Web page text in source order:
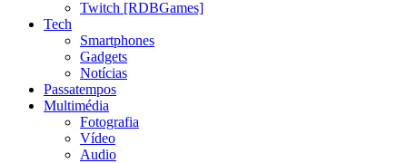
Twitch [RDBGames]
Tech
Smartphones
Gadgets
Notícias
Passatempos
Multimédia
Fotografia
Vídeo
Audio